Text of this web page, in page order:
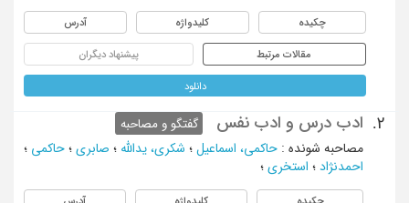
چکیده کلیدواژه آدرس
مقالات مرتبط پیشنهاد دیگران
دانلود
2. ادب درس و ادب نفس
گفتگو و مصاحبه
مصاحبه شونده : حاکمی، اسماعیل ؛ شکری، یدالله ؛ صابری ؛ حاکمی ؛
احمدنژاد ؛ استخری ؛
چکیده کلیدواژه آدرس